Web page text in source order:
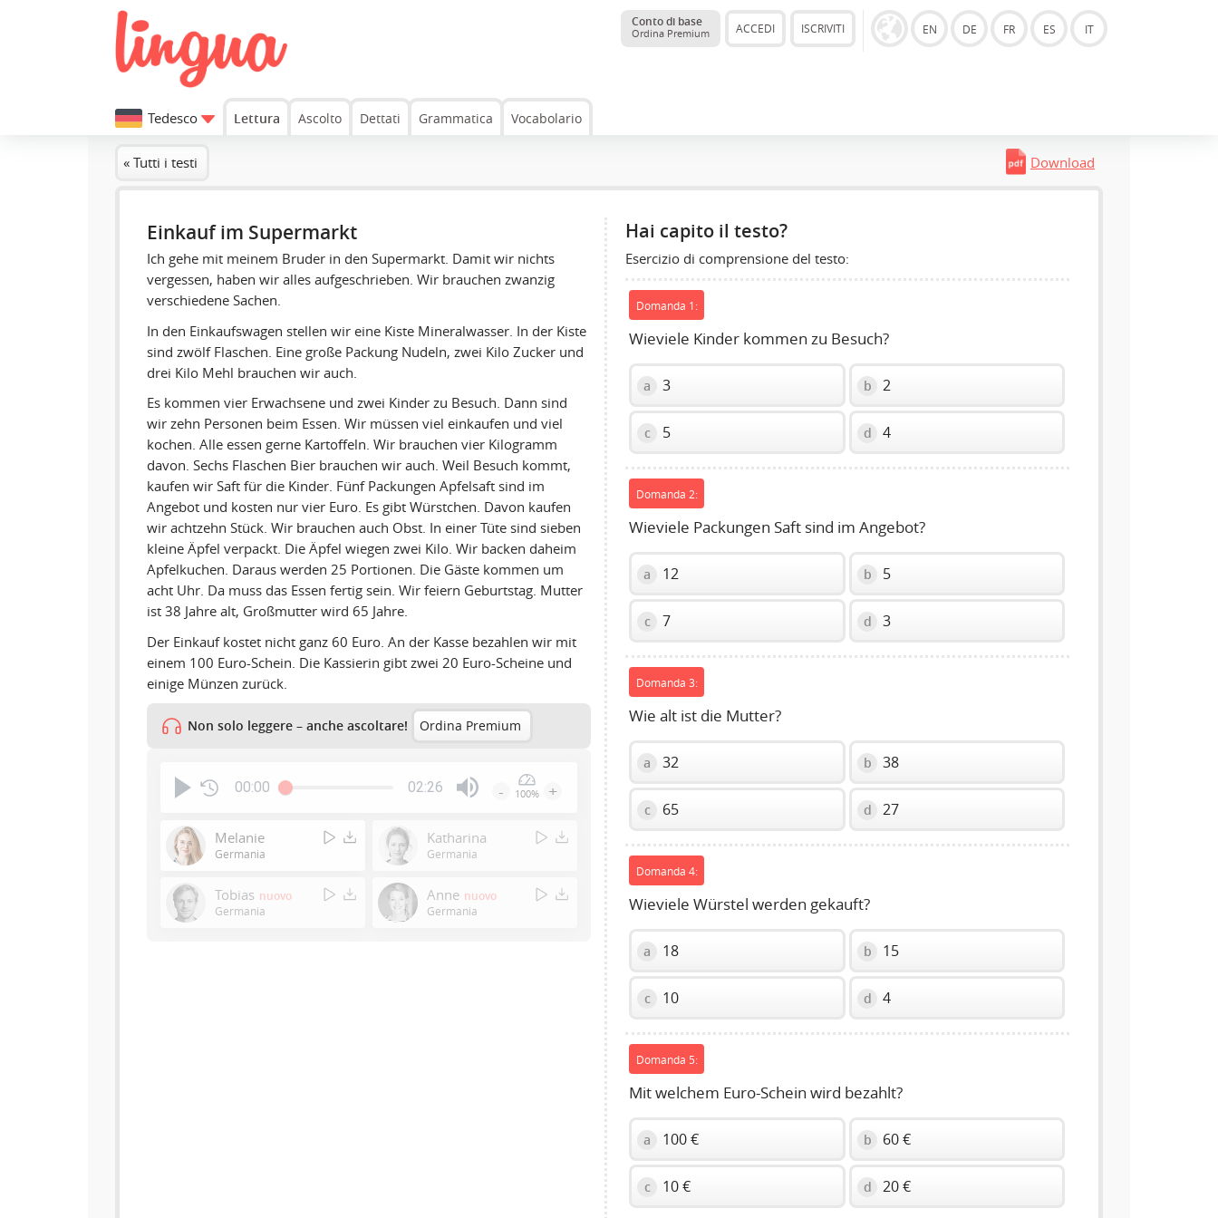
Conto di base
Ordina Premium ACCEDI ISCRIVITI EN DE FR ES IT
Tedesco Lettura Ascolto Dettati Grammatica Vocabolario
« Tutti i testi Download
Einkauf im Supermarkt
Ich gehe mit meinem Bruder in den Supermarkt. Damit wir nichts
vergessen, haben wir alles aufgeschrieben. Wir brauchen zwanzig
verschiedene Sachen.
In den Einkaufswagen stellen wir eine Kiste Mineralwasser. In der Kiste
sind zwölf Flaschen. Eine große Packung Nudeln, zwei Kilo Zucker und
drei Kilo Mehl brauchen wir auch.
Es kommen vier Erwachsene und zwei Kinder zu Besuch. Dann sind
wir zehn Personen beim Essen. Wir müssen viel einkaufen und viel
kochen. Alle essen gerne Kartoffeln. Wir brauchen vier Kilogramm
davon. Sechs Flaschen Bier brauchen wir auch. Weil Besuch kommt,
kaufen wir Saft für die Kinder. Fünf Packungen Apfelsaft sind im
Angebot und kosten nur vier Euro. Es gibt Würstchen. Davon kaufen
wir achtzehn Stück. Wir brauchen auch Obst. In einer Tüte sind sieben
kleine Äpfel verpackt. Die Äpfel wiegen zwei Kilo. Wir backen daheim
Apfelkuchen. Daraus werden 25 Portionen. Die Gäste kommen um
acht Uhr. Da muss das Essen fertig sein. Wir feiern Geburtstag. Mutter
ist 38 Jahre alt, Großmutter wird 65 Jahre.
Der Einkauf kostet nicht ganz 60 Euro. An der Kasse bezahlen wir mit
einem 100 Euro-Schein. Die Kassierin gibt zwei 20 Euro-Scheine und
einige Münzen zurück.
Non solo leggere – anche ascoltare! Ordina Premium
00:00 02:26
or
to
show
- 100% +
Melanie
Germania
Katharina
Germania
Tobias nuovo
Germania
Anne nuovo
Germania
Hai capito il testo?
Esercizio di comprensione del testo:
Domanda 1:
Wieviele Kinder kommen zu Besuch?
a 3 b 2
c 5 d 4
Domanda 2:
Wieviele Packungen Saft sind im Angebot?
a 12 b 5
c 7 d 3
Domanda 3:
Wie alt ist die Mutter?
a 32 b 38
c 65 d 27
Domanda 4:
Wieviele Würstel werden gekauft?
a 18 b 15
c 10 d 4
Domanda 5:
Mit welchem Euro-Schein wird bezahlt?
a 100 € b 60 €
c 10 € d 20 €